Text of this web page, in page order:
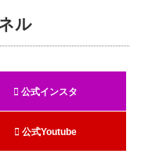
ル
公式インスタ
公式Youtube